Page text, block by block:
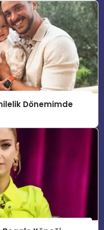
Dönemimde